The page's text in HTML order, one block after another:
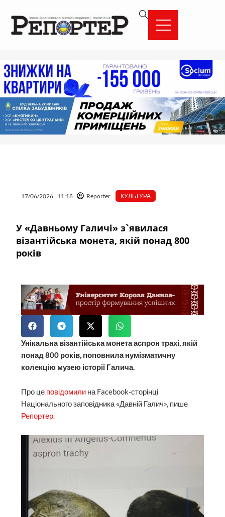
вмісту
17/06/2026 11:18 Reporter КУЛЬТУРА
У «Давньому Галичі» з`явилася
візантійська монета, якій понад 800
років
Унікальна візантійська монета аспрон трахі, якій
понад 800 років, поповнила нумізматичну
колекцію музею історії Галича.
Про це повідомили на Facebook-сторінці
Національного заповідника «Давній Галич», пише
Репортер.